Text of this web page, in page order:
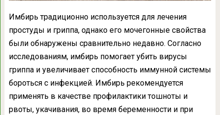
Имбирь традиционно используется для лечения
простуды и гриппа, однако его мочегонные свойства
были обнаружены сравнительно недавно. Согласно
исследованиям, имбирь помогает убить вирусы
гриппа и увеличивает способность иммунной системы
бороться с инфекцией. Имбирь рекомендуется
применять в качестве профилактики тошноты и
рвоты, укачивания, во время беременности и при